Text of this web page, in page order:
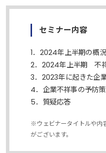
セミナー内容
1．2024年上半期の概
2．2024年上半期 不
3．2023年に起きた企
4．企業不祥事の予防
5．質疑応答
※ウェビナータイトルや内
がございます。